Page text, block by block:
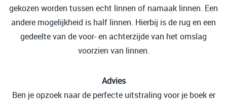
gekozen worden tussen echt linnen of namaak linnen. Een
andere mogelijkheid is half linnen. Hierbij is de rug en een
gedeelte van de voor- en achterzijde van het omslag
voorzien van linnen.
Advies
Ben je opzoek naar de perfecte uitstraling voor je boek er